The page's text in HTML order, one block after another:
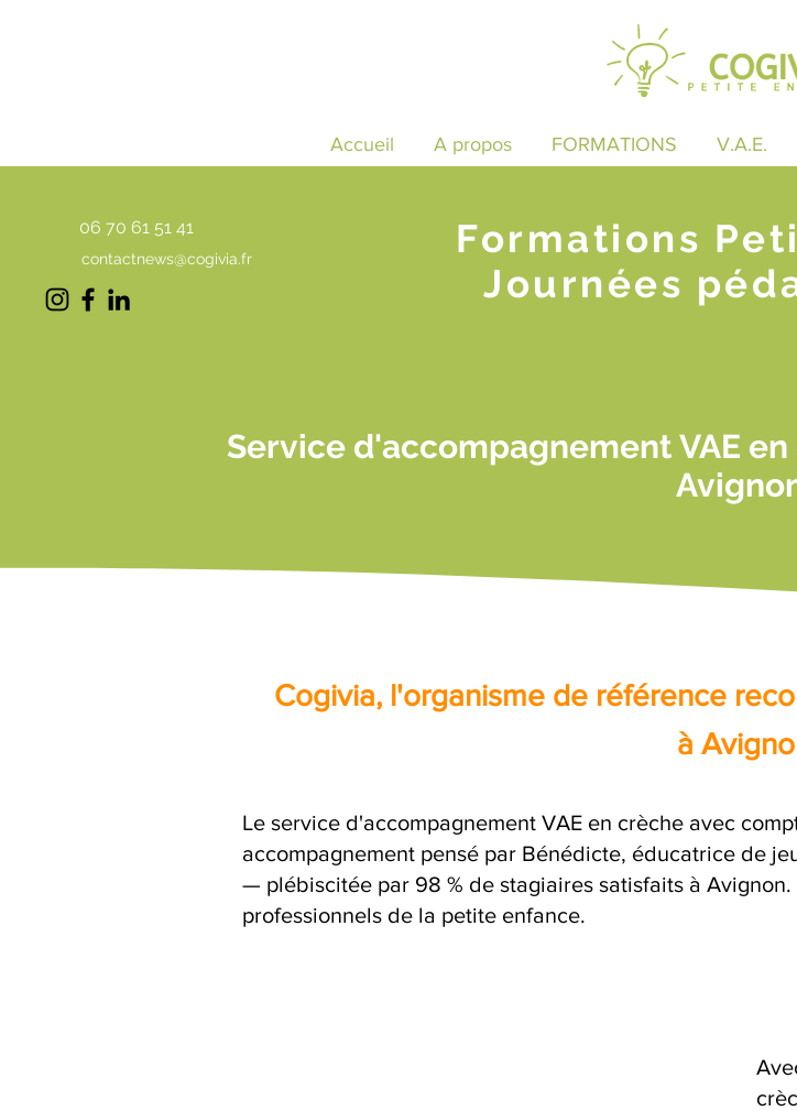
Accueil A propos FORMATIONS V.A.E.
06 70 61 51 41
contactnews@cogivia.fr
Formations
Journées
Service d'accompagnement VAE
Cogivia, l'organisme de référence
à
Le service d'accompagnement VAE en crèche avec
accompagnement pensé par Bénédicte, éducatrice de
— plébiscitée par 98 % de stagiaires satisfaits à
professionnels de la petite enfance.